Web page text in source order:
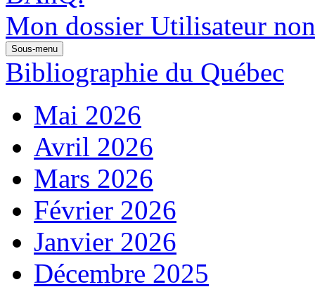
Mon dossier Utilisateur
Sous-menu
Bibliographie du Québec
Mai 2026
Avril 2026
Mars 2026
Février 2026
Janvier 2026
Décembre 2025